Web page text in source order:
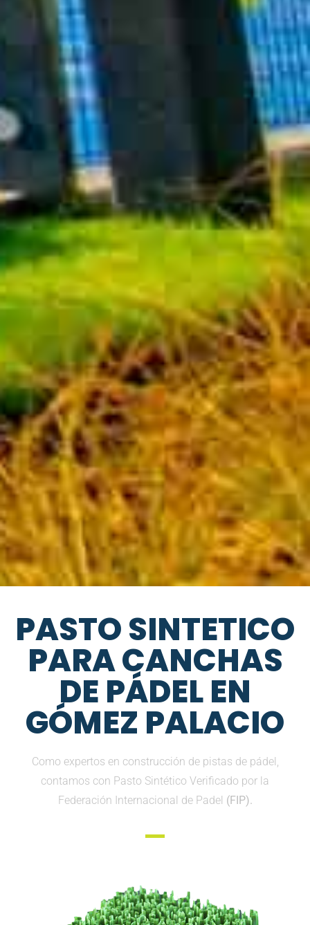
PASTO SINTETICO
PARA CANCHAS
DE PÁDEL EN
GÓMEZ PALACIO
Como expertos en construcción de pistas de pádel,
contamos con Pasto Sintético Verificado por la
Federación Internacional de Padel (FIP).